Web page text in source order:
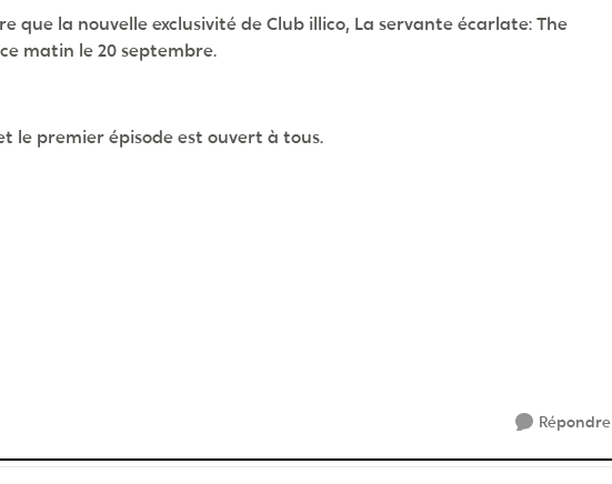
que la nouvelle exclusivité de Club illico, La servante écarlate: The
matin le 20 septembre.
le premier épisode est ouvert à tous.
Répondre